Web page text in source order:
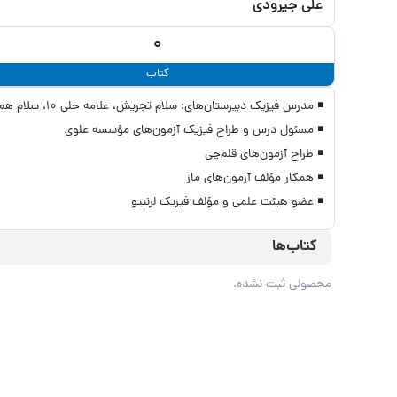
علی جیرودی
0
کتاب
◾ مدرس فیزیک دبیرستان‌های: سلام تجریش، علامه حلی 10، سلام همت
◾‌ مسئول درس و طراح فیزیک آزمون‌های مؤسسه علوی
◾ طراح آزمون‌های قلم‌چی
◾ همکار مؤلف آزمون‌های ماز
◾ عضو هیئت علمی و مؤلف فیزیک لرنیتو
کتاب‌ها
محصولی ثبت نشده.